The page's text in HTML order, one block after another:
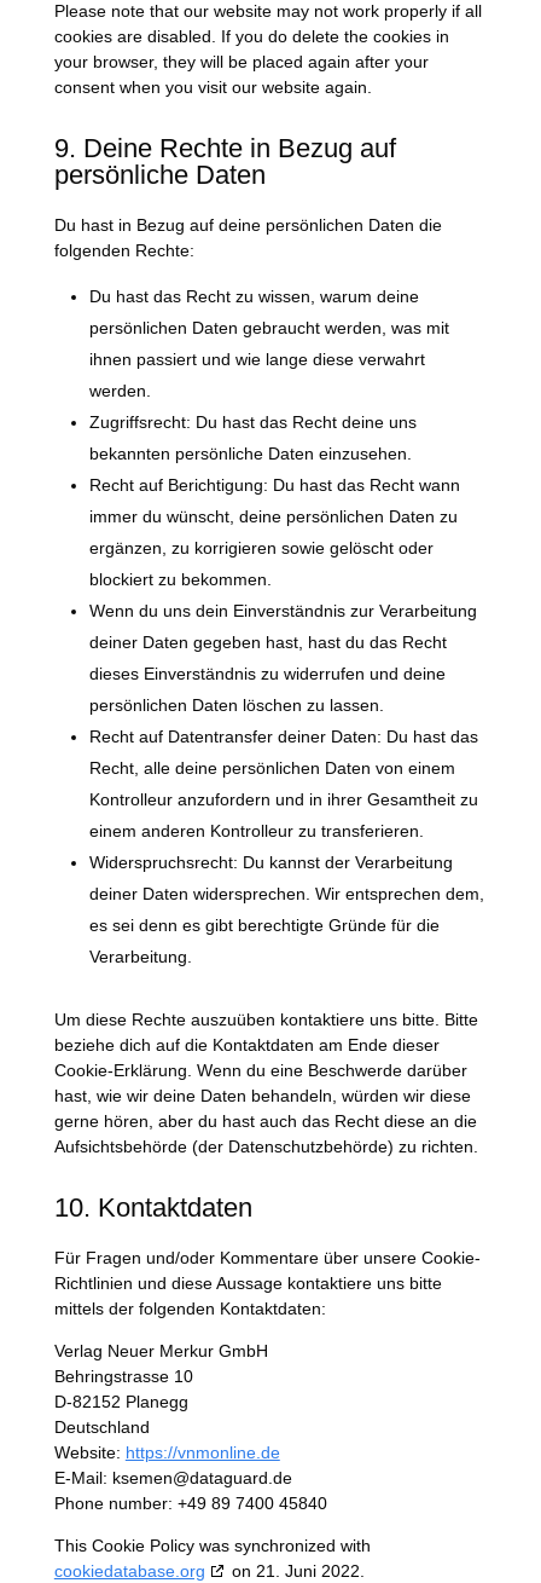
Please note that our website may not work properly if all
cookies are disabled. If you do delete the cookies in
your browser, they will be placed again after your
consent when you visit our website again.
9. Deine Rechte in Bezug auf
persönliche Daten
Du hast in Bezug auf deine persönlichen Daten die
folgenden Rechte:
Du hast das Recht zu wissen, warum deine
persönlichen Daten gebraucht werden, was mit
ihnen passiert und wie lange diese verwahrt
werden.
Zugriffsrecht: Du hast das Recht deine uns
bekannten persönliche Daten einzusehen.
Recht auf Berichtigung: Du hast das Recht wann
immer du wünscht, deine persönlichen Daten zu
ergänzen, zu korrigieren sowie gelöscht oder
blockiert zu bekommen.
Wenn du uns dein Einverständnis zur Verarbeitung
deiner Daten gegeben hast, hast du das Recht
dieses Einverständnis zu widerrufen und deine
persönlichen Daten löschen zu lassen.
Recht auf Datentransfer deiner Daten: Du hast das
Recht, alle deine persönlichen Daten von einem
Kontrolleur anzufordern und in ihrer Gesamtheit zu
einem anderen Kontrolleur zu transferieren.
Widerspruchsrecht: Du kannst der Verarbeitung
deiner Daten widersprechen. Wir entsprechen dem,
es sei denn es gibt berechtigte Gründe für die
Verarbeitung.
Um diese Rechte auszuüben kontaktiere uns bitte. Bitte
beziehe dich auf die Kontaktdaten am Ende dieser
Cookie-Erklärung. Wenn du eine Beschwerde darüber
hast, wie wir deine Daten behandeln, würden wir diese
gerne hören, aber du hast auch das Recht diese an die
Aufsichtsbehörde (der Datenschutzbehörde) zu richten.
10. Kontaktdaten
Für Fragen und/oder Kommentare über unsere Cookie-
Richtlinien und diese Aussage kontaktiere uns bitte
mittels der folgenden Kontaktdaten:
Verlag Neuer Merkur GmbH
Behringstrasse 10
D-82152 Planegg
Deutschland
Website: https://vnmonline.de
E-Mail: ksemen@dataguard.de
Phone number: +49 89 7400 45840
This Cookie Policy was synchronized with
cookiedatabase.org
on 21. Juni 2022.